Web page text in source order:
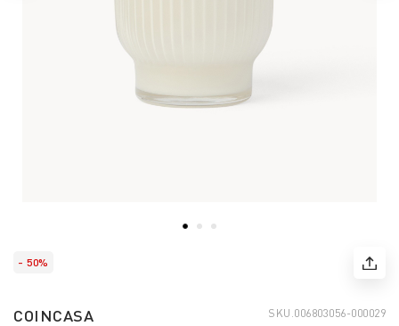
- 50%
COINCASA SKU. 006803056-000029